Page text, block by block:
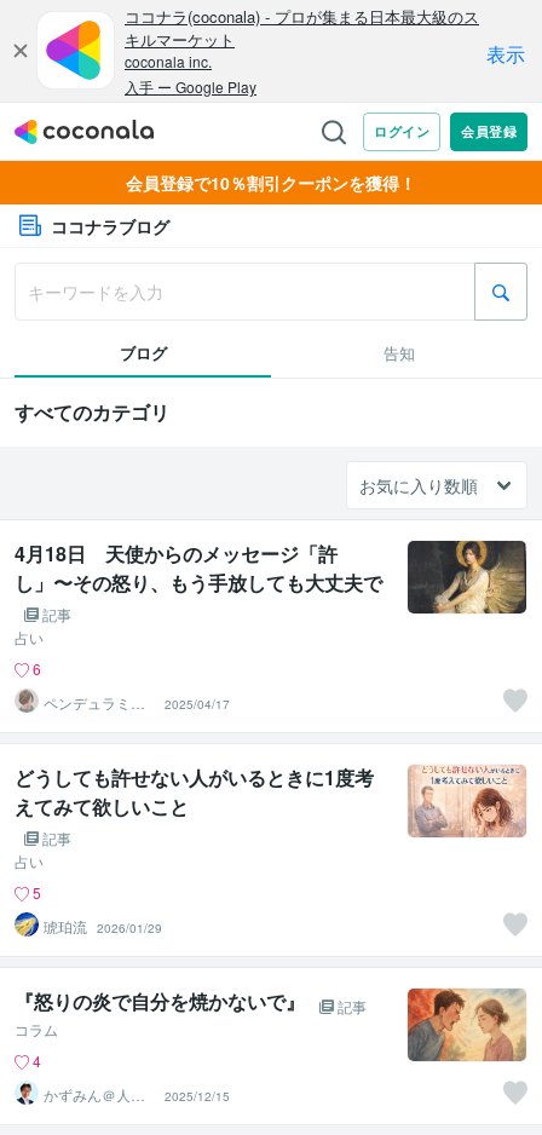
会員登録で10％割引クーポンを獲得！
ココナラブログ
ブログ 告知
すべてのカテゴリ
4月18日 天使からのメッセージ「許
し」〜その怒り、もう手放しても大丈夫で
す 記事
占い
6
ペンデュラミス
ト・ローレン
2025/04/17
どうしても許せない人がいるときに1度考
えてみて欲しいこと
記事
占い
5
琥珀流 2026/01/29
『怒りの炎で自分を焼かないで』
記事
コラム
4
かずみん＠人生
のモヤモヤ解消
アドバイザー
2025/12/15